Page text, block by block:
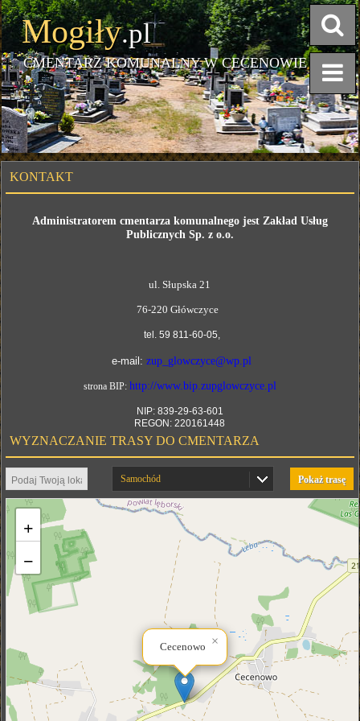
Mogiły.pl
CMENTARZ KOMUNALNY W CECENOWIE
KONTAKT
Administratorem cmentarza komunalnego jest Zakład Usług
Publicznych Sp. z o.o.
ul. Słupska 21
76-220 Główczyce
tel. 59 811-60-05,
e-mail: zup_glowczyce@wp.pl
strona BIP: http://www.bip.zupglowczyce.pl
NIP: 839-29-63-601
REGON: 220161448
WYZNACZANIE TRASY DO CMENTARZA
Pokaż trasę
Samochód
Cecenowo ×
+
−